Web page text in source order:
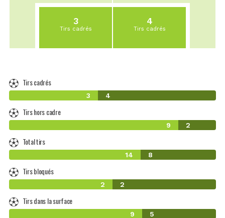
3
Tirs cadrés
4
Tirs cadrés
Tirs cadrés
3 4
Tirs hors cadre
9 2
Total tirs
14 8
Tirs bloqués
2 2
Tirs dans la surface
9 5